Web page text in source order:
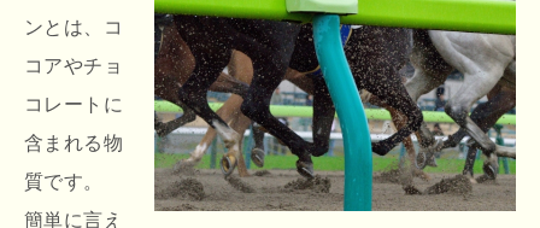
ンとは、コ
コアやチョ
コレートに
含まれる物
質です。
簡単に言え